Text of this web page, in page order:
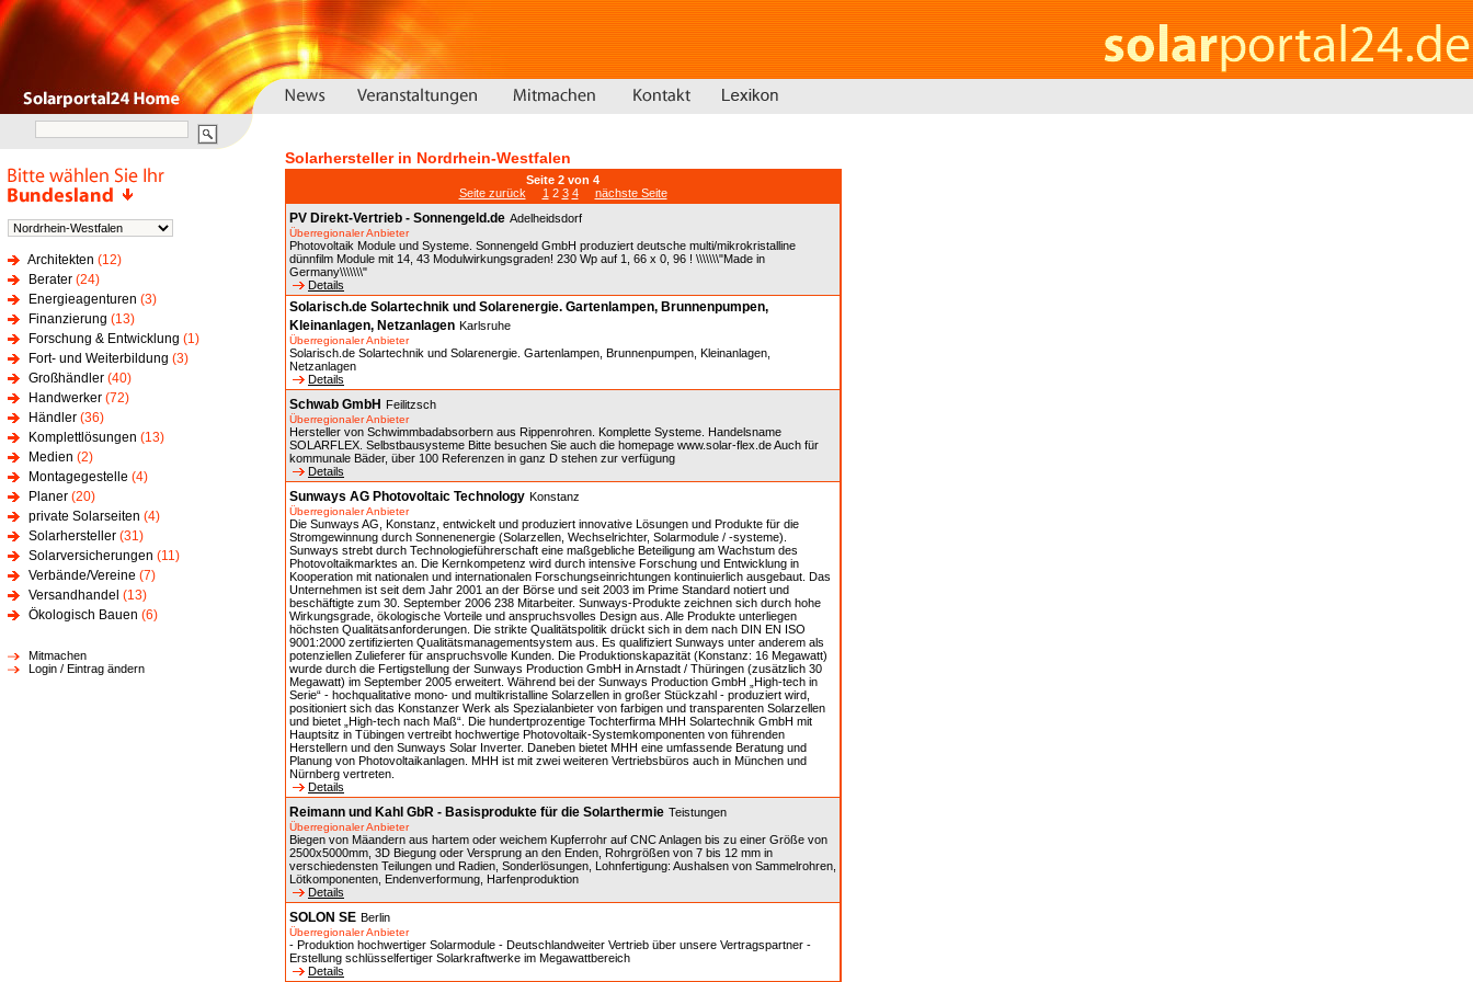
Architekten (12)
Berater (24)
Energieagenturen (3)
Finanzierung (13)
Forschung & Entwicklung (1)
Fort- und Weiterbildung (3)
Großhändler (40)
Handwerker (72)
Händler (36)
Komplettlösungen (13)
Medien (2)
Montagegestelle (4)
Planer (20)
private Solarseiten (4)
Solarhersteller (31)
Solarversicherungen (11)
Verbände/Vereine (7)
Versandhandel (13)
Ökologisch Bauen (6)
Mitmachen
Login / Eintrag ändern
Solarhersteller in Nordrhein-Westfalen
Seite 2 von 4
Seite zurück
1 2 3 4 nächste Seite
PV Direkt-Vertrieb - Sonnengeld.de Adelheidsdorf
Überregionaler Anbieter
Photovoltaik Module und Systeme. Sonnengeld GmbH produziert deutsche multi/mikrokristalline
dünnfilm Module mit 14, 43 Modulwirkungsgraden! 230 Wp auf 1, 66 x 0, 96 ! \\\\\\\"Made in
Germany\\\\\\\"
Details
Solarisch.de Solartechnik und Solarenergie. Gartenlampen, Brunnenpumpen,
Kleinanlagen, Netzanlagen Karlsruhe
Überregionaler Anbieter
Solarisch.de Solartechnik und Solarenergie. Gartenlampen, Brunnenpumpen, Kleinanlagen,
Netzanlagen
Details
Schwab GmbH Feilitzsch
Überregionaler Anbieter
Hersteller von Schwimmbadabsorbern aus Rippenrohren. Komplette Systeme. Handelsname
SOLARFLEX. Selbstbausysteme Bitte besuchen Sie auch die homepage www.solar-flex.de Auch für
kommunale Bäder, über 100 Referenzen in ganz D stehen zur verfügung
Details
Sunways AG Photovoltaic Technology Konstanz
Überregionaler Anbieter
Die Sunways AG, Konstanz, entwickelt und produziert innovative Lösungen und Produkte für die
Stromgewinnung durch Sonnenenergie (Solarzellen, Wechselrichter, Solarmodule / -systeme).
Sunways strebt durch Technologieführerschaft eine maßgebliche Beteiligung am Wachstum des
Photovoltaikmarktes an. Die Kernkompetenz wird durch intensive Forschung und Entwicklung in
Kooperation mit nationalen und internationalen Forschungseinrichtungen kontinuierlich ausgebaut. Das
Unternehmen ist seit dem Jahr 2001 an der Börse und seit 2003 im Prime Standard notiert und
beschäftigte zum 30. September 2006 238 Mitarbeiter. Sunways-Produkte zeichnen sich durch hohe
Wirkungsgrade, ökologische Vorteile und anspruchsvolles Design aus. Alle Produkte unterliegen
höchsten Qualitätsanforderungen. Die strikte Qualitätspolitik drückt sich in dem nach DIN EN ISO
9001:2000 zertifizierten Qualitätsmanagementsystem aus. Es qualifiziert Sunways unter anderem als
potenziellen Zulieferer für anspruchsvolle Kunden. Die Produktionskapazität (Konstanz: 16 Megawatt)
wurde durch die Fertigstellung der Sunways Production GmbH in Arnstadt / Thüringen (zusätzlich 30
Megawatt) im September 2005 erweitert. Während bei der Sunways Production GmbH „High-tech in
Serie“ - hochqualitative mono- und multikristalline Solarzellen in großer Stückzahl - produziert wird,
positioniert sich das Konstanzer Werk als Spezialanbieter von farbigen und transparenten Solarzellen
und bietet „High-tech nach Maß“. Die hundertprozentige Tochterfirma MHH Solartechnik GmbH mit
Hauptsitz in Tübingen vertreibt hochwertige Photovoltaik-Systemkomponenten von führenden
Herstellern und den Sunways Solar Inverter. Daneben bietet MHH eine umfassende Beratung und
Planung von Photovoltaikanlagen. MHH ist mit zwei weiteren Vertriebsbüros auch in München und
Nürnberg vertreten.
Details
Reimann und Kahl GbR - Basisprodukte für die Solarthermie Teistungen
Überregionaler Anbieter
Biegen von Mäandern aus hartem oder weichem Kupferrohr auf CNC Anlagen bis zu einer Größe von
2500x5000mm, 3D Biegung oder Versprung an den Enden, Rohrgrößen von 7 bis 12 mm in
verschiedensten Teilungen und Radien, Sonderlösungen, Lohnfertigung: Aushalsen von Sammelrohren,
Lötkomponenten, Endenverformung, Harfenproduktion
Details
SOLON SE Berlin
Überregionaler Anbieter
- Produktion hochwertiger Solarmodule - Deutschlandweiter Vertrieb über unsere Vertragspartner -
Erstellung schlüsselfertiger Solarkraftwerke im Megawattbereich
Details